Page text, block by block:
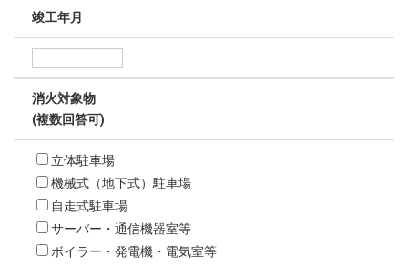
竣工年月
消火対象物
(複数回答可)
立体駐車場
機械式（地下式）駐車場
自走式駐車場
サーバー・通信機器室等
ボイラー・発電機・電気室等